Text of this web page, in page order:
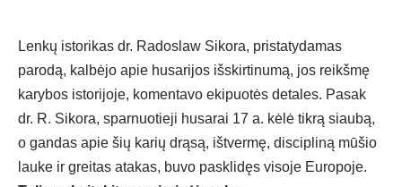
Lenkų istorikas dr. Radoslaw Sikora, pristatydamas
parodą, kalbėjo apie husarijos išskirtinumą, jos reikšmę
karybos istorijoje, komentavo ekipuotės detales. Pasak
dr. R. Sikora, sparnuotieji husarai 17 a. kėlė tikrą siaubą,
o gandas apie šių karių drąsą, ištvermę, discipliną mūšio
lauke ir greitas atakas, buvo pasklidęs visoje Europoje.